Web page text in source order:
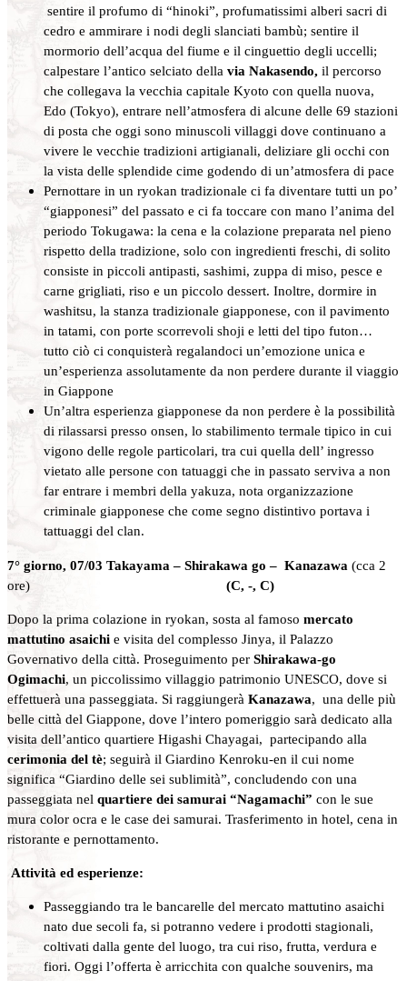
sentire il profumo di “hinoki”, profumatissimi alberi sacri di
cedro e ammirare i nodi degli slanciati bambù; sentire il
mormorio dell’acqua del fiume e il cinguettio degli uccelli;
calpestare l’antico selciato della via Nakasendo, il percorso
che collegava la vecchia capitale Kyoto con quella nuova,
Edo (Tokyo), entrare nell’atmosfera di alcune delle 69 stazioni
di posta che oggi sono minuscoli villaggi dove continuano a
vivere le vecchie tradizioni artigianali, deliziare gli occhi con
la vista delle splendide cime godendo di un’atmosfera di pace
Pernottare in un ryokan tradizionale ci fa diventare tutti un po’
“giapponesi” del passato e ci fa toccare con mano l’anima del
periodo Tokugawa: la cena e la colazione preparata nel pieno
rispetto della tradizione, solo con ingredienti freschi, di solito
consiste in piccoli antipasti, sashimi, zuppa di miso, pesce e
carne grigliati, riso e un piccolo dessert. Inoltre, dormire in
washitsu, la stanza tradizionale giapponese, con il pavimento
in tatami, con porte scorrevoli shoji e letti del tipo futon…
tutto ciò ci conquisterà regalandoci un’emozione unica e
un’esperienza assolutamente da non perdere durante il viaggio
in Giappone
Un’altra esperienza giapponese da non perdere è la possibilità
di rilassarsi presso onsen, lo stabilimento termale tipico in cui
vigono delle regole particolari, tra cui quella dell’ ingresso
vietato alle persone con tatuaggi che in passato serviva a non
far entrare i membri della yakuza, nota organizzazione
criminale giapponese che come segno distintivo portava i
tattuaggi del clan.
7° giorno, 07/03 Takayama – Shirakawa go – Kanazawa (cca 2
ore) (C, -, C)
Dopo la prima colazione in ryokan, sosta al famoso mercato
mattutino asaichi e visita del complesso Jinya, il Palazzo
Governativo della città. Proseguimento per Shirakawa-go
Ogimachi, un piccolissimo villaggio patrimonio UNESCO, dove si
effettuerà una passeggiata. Si raggiungerà Kanazawa, una delle più
belle città del Giappone, dove l’intero pomeriggio sarà dedicato alla
visita dell’antico quartiere Higashi Chayagai, partecipando alla
cerimonia del tè; seguirà il Giardino Kenroku-en il cui nome
significa “Giardino delle sei sublimità”, concludendo con una
passeggiata nel quartiere dei samurai “Nagamachi” con le sue
mura color ocra e le case dei samurai. Trasferimento in hotel, cena in
ristorante e pernottamento.
Attività ed esperienze:
Passeggiando tra le bancarelle del mercato mattutino asaichi
nato due secoli fa, si potranno vedere i prodotti stagionali,
coltivati dalla gente del luogo, tra cui riso, frutta, verdura e
fiori. Oggi l’offerta è arricchita con qualche souvenirs, ma